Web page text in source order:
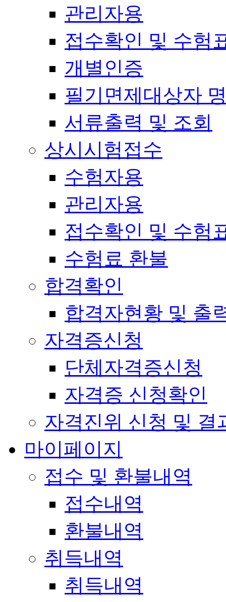
관리자용
접수확인 및 수험
개별인증
필기면제대상자
서류출력 및 조회
상시시험접수
수험자용
관리자용
접수확인 및 수험
수험료 환불
합격확인
합격자현황 및 출
자격증신청
단체자격증신청
자격증 신청확인
자격진위 신청 및 결
마이페이지
접수 및 환불내역
접수내역
환불내역
취득내역
취득내역